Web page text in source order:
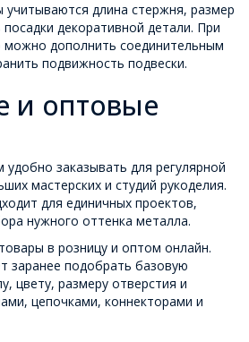
учитываются длина стержня, размер
декоративной детали. При
дополнить соединительным
подвижность подвески.
и оптовые
заказывать для регулярной
мастерских и студий рукоделия.
для единичных проектов,
нужного оттенка металла.
в розницу и оптом онлайн.
заранее подобрать базовую
цвету, размеру отверстия и
цепочками, коннекторами и